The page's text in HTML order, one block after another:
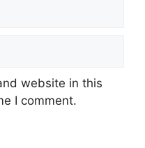
website in this
I comment.